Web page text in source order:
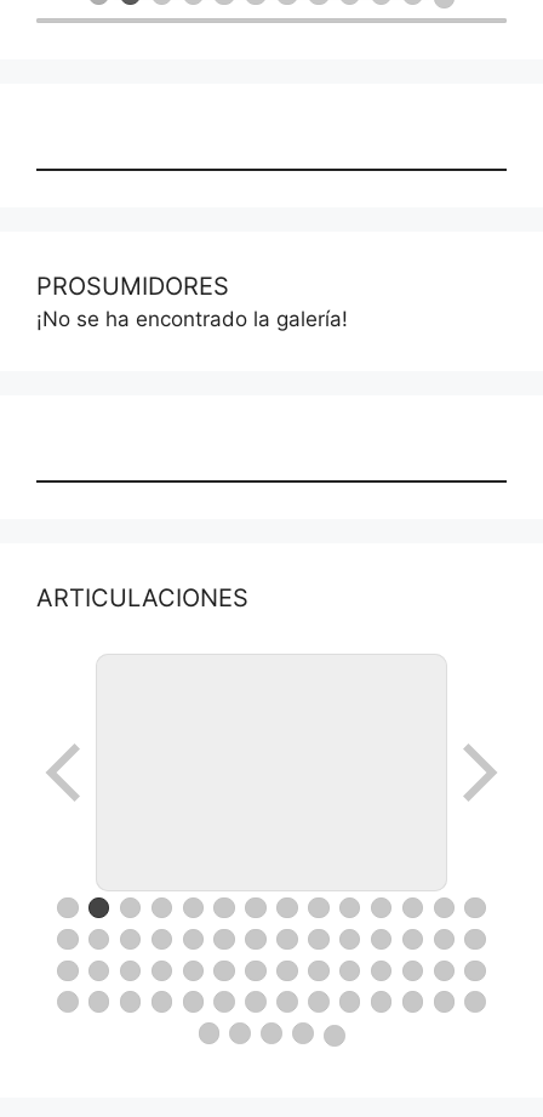
PROSUMIDORES
¡No se ha encontrado la galería!
ARTICULACIONES